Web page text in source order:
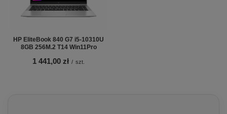
HP EliteBook 840 G7 i5-10310U
8GB 256M.2 T14 Win11Pro
1 441,00 zł / szt.